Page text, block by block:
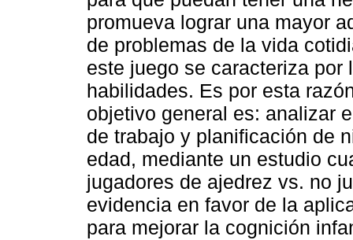
promueva lograr una mayor
de problemas de la vida
este juego se caracteriza
habilidades. Es por esta
objetivo general es: analizar
de trabajo y planificación de
edad, mediante un estudio
jugadores de ajedrez vs. no
evidencia en favor de la
para mejorar la cognición